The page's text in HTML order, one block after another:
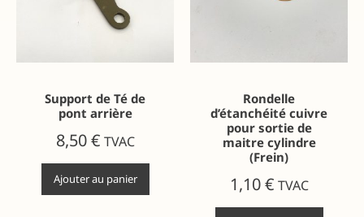
Support de Té de
pont arrière
8,50€ TVAC
Ajouter au panier
Rondelle
d’étanchéité cuivre
pour sortie de
maitre cylindre
(Frein)
1,10€ TVAC